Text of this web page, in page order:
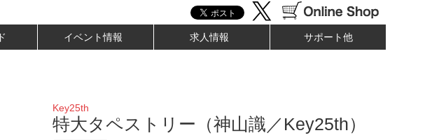
イベント情報 求人情報 サポート他
Key25th
特大タペストリー（神山識／Key25th）